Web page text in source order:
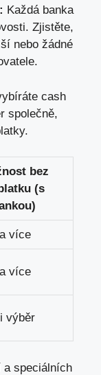
Každá banka
Zjistěte,
nebo‍ žádné
⁣cash
společně,
bez
(s
více
​více
výběr
a speciálních⁣